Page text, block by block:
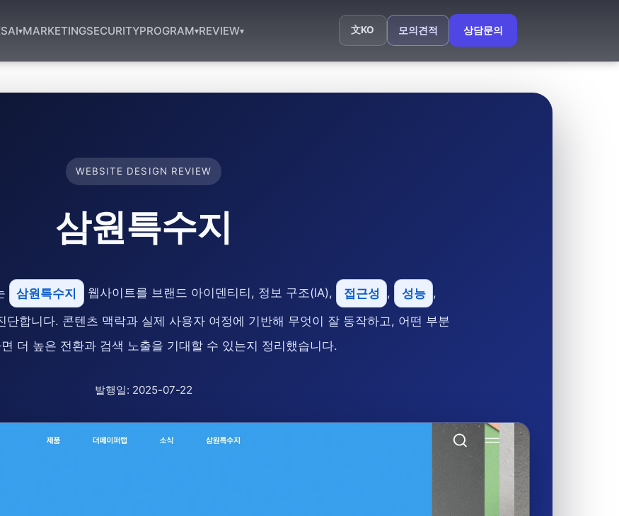
AI▾MARKETINGSECURITYPROGRAM▾REVIEW▾ 文KO 모의견적 상담문의
WEBSITE DESIGN REVIEW
삼원특수지
삼원특수지 웹사이트를 브랜드 아이덴티티, 정보 구조(IA), 접근성 , 성능 ,
단합니다. 콘텐츠 맥락과 실제 사용자 여정에 기반해 무엇이 잘 동작하고, 어떤 부분
더 높은 전환과 검색 노출을 기대할 수 있는지 정리했습니다.
발행일: 2025-07-22